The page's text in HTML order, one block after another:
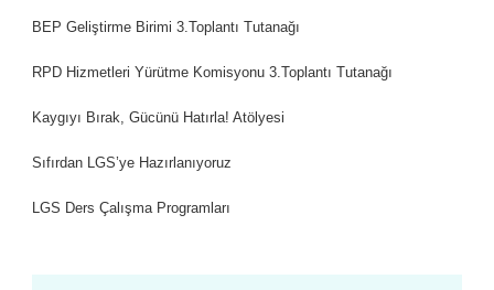
BEP Geliştirme Birimi 3.Toplantı Tutanağı
RPD Hizmetleri Yürütme Komisyonu 3.Toplantı Tutanağı
Kaygıyı Bırak, Gücünü Hatırla! Atölyesi
Sıfırdan LGS’ye Hazırlanıyoruz
LGS Ders Çalışma Programları